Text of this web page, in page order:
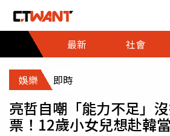
最新
社會
娛樂 即時
亮哲自嘲「能力不足」
票！12歲小女兒想赴韓